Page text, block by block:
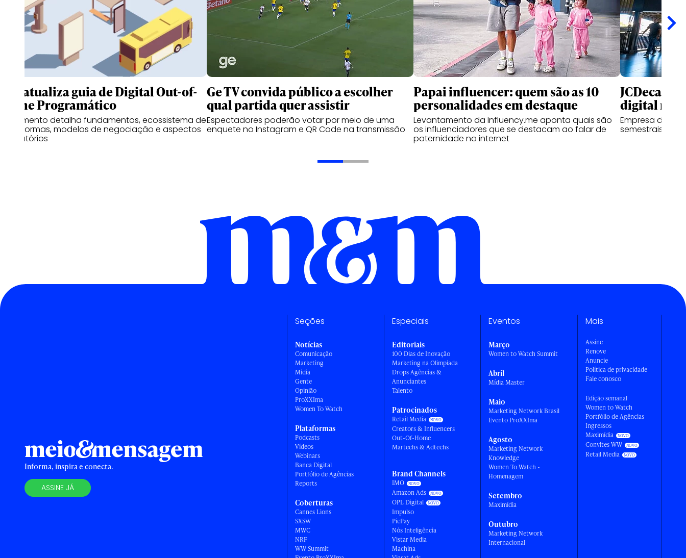
IAB atualiza guia de Digital Out-of-
Home Programático
Documento detalha fundamentos, ecossistema de
plataformas, modelos de negociação e aspectos
regulatórios
Ge TV convida público a escolher
qual partida quer assistir
Espectadores poderão votar por meio de uma
enquete no Instagram e QR Code na transmissão
Papai influencer: quem são as 10
personalidades em destaque
Levantamento da Influency.me aponta quais são
os influenciadores que se destacam ao falar de
paternidade na internet
JCDecaux
digital no
Empresa de
semestrais
Informa, inspira e conecta.
ASSINE JÁ
Seções
Notícias
Comunicação
Marketing
Mídia
Gente
Opinião
ProXXIma
Women To Watch
Plataformas
Podcasts
Vídeos
Webinars
Banca Digital
Portfólio de Agências
Reports
Coberturas
Cannes Lions
SXSW
MWC
NRF
WW Summit
Especiais
Editoriais
100 Dias de Inovação
Marketing na Olimpíada
Drops Agências &
Anunciantes
Talento
Patrocinados
Retail Media
Creators & Influencers
Out-Of-Home
Martechs & Adtechs
Brand Channels
IMO
Amazon Ads
OPL Digital
Impulso
PicPay
Nós Inteligência
Vistar Media
Machina
Eventos
Março
Women to Watch Summit
Abril
Mídia Master
Maio
Marketing Network Brasil
Evento ProXXIma
Agosto
Marketing Network
Knowledge
Women To Watch -
Homenagem
Setembro
Maximídia
Outubro
Marketing Network
Internacional
Mais
Assine
Renove
Anuncie
Política de privacidade
Fale conosco
Edição semanal
Women to Watch
Portfólio de Agências
Ingressos
Maximídia
Convites WW
Retail Media